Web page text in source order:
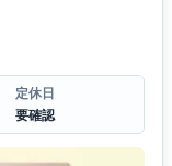
定休日
要確認